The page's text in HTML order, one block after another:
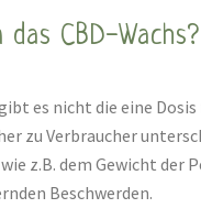
CBD-Wachs?
es nicht die eine
zu Verbraucher
z.B. dem Gewicht der
Beschwerden.